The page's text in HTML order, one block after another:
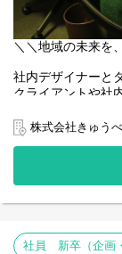
・国内外のお客
・ツアー前後の簡
・お客様への接客
毎日ちがう出会い
“ワクワクが日常
＼＼選考フロー／
エントリー ⇒
京都と滋賀の魅力
＼＼地域の未来を
社内デザイナーと
クライアントや社
この仕事のミッシ
まだ見ぬ地域の魅
あなたにお任せし
企画づくりからプ
メント。
クリエイティブチ
株式会社きゅうべ
社員 新卒（企画